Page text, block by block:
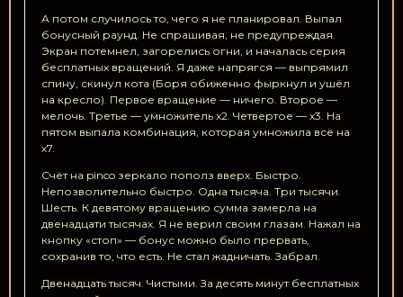
А потом случилось то, чего я не планировал. Выпал
бонусный раунд. Не спрашивая, не предупреждая.
Экран потемнел, загорелись огни, и началась серия
бесплатных вращений. Я даже напрягся — выпрямил
спину, скинул кота (Боря обиженно фыркнул и ушёл
на кресло). Первое вращение — ничего. Второе —
мелочь. Третье — умножитель х2. Четвертое — х3. На
пятом выпала комбинация, которая умножила всё на
х7.
Счёт на pinco зеркало пополз вверх. Быстро.
Непозволительно быстро. Одна тысяча. Три тысячи.
Шесть. К девятому вращению сумма замерла на
двенадцати тысячах. Я не верил своим глазам. Нажал на
кнопку «стоп» — бонус можно было прервать,
сохранив то, что есть. Не стал жадничать. Забрал.
Двенадцать тысяч. Чистыми. За десять минут бесплатных